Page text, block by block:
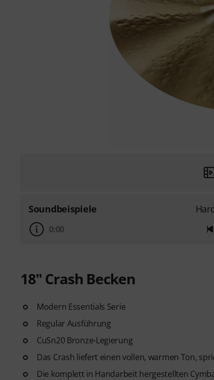
Soundbeispiele
0:00
18" Crash Becken
Modern Essentials Serie
Regular Ausführung
CuSn20 Bronze-Legierung
Das Crash liefert einen vollen, warmen Ton,
Die komplett in Handarbeit hergestellten